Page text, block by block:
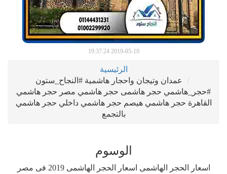
2019-05-10 19:37:24
الرئيسية
عمدان وتيجان واحجار هاشمية #النجاح_ستون
#حجر_هاشمي حجر هاشمى حجر هاشمي مصر حجر هاشمي
القاهرة حجر هاشمي هيصم حجر هاشمي داخلي حجر هاشمي
بالتجمع
الوسوم
اسعار الحجر الهاشمى اسعار الحجر الهاشمى 2019 فى مصر